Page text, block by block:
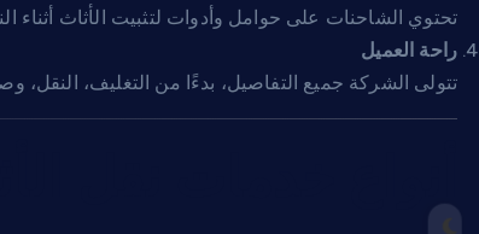
تحتوي الشاحنات على حوامل وأدوات لتثبيت الأثاث أثناء
راحة العميل
تتولى الشركة جميع التفاصيل، بدءًا من التغليف، النقل،